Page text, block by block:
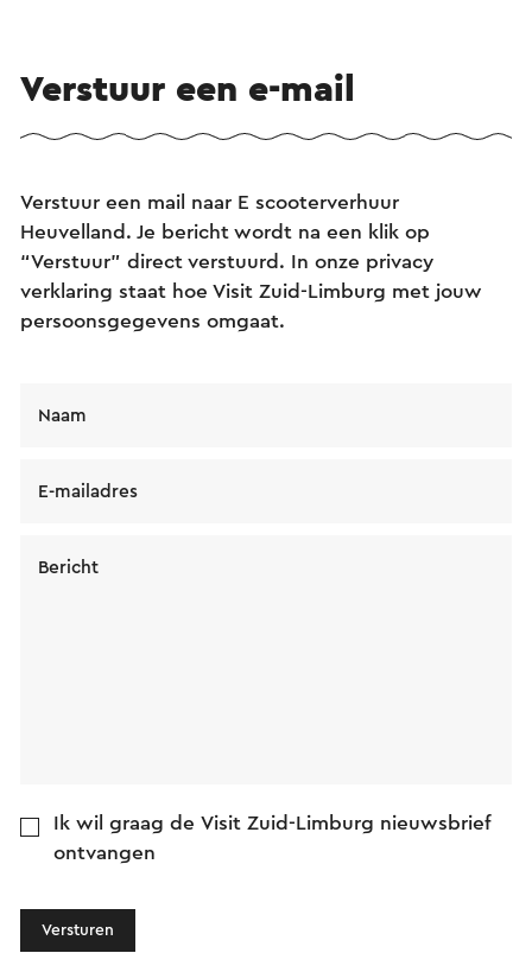
Verstuur een e-mail
Verstuur een mail naar E scooterverhuur
Heuvelland. Je bericht wordt na een klik op
“Verstuur” direct verstuurd. In onze privacy
verklaring staat hoe Visit Zuid-Limburg met jouw
persoonsgegevens omgaat.
Naam
E-mailadres
Bericht
Ik wil graag de Visit Zuid-Limburg nieuwsbrief
ontvangen
Versturen